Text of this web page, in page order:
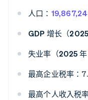
人口：
GDP 增长（
失业率（2025 年
最高企业税率：
最高个人收入税